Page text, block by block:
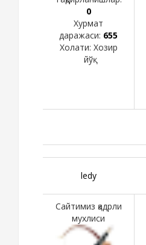
0
Хурмат
даражаси: 655
Холати: Хозир
йўқ
ledy
Сайтимиз қадрли
мухлиси